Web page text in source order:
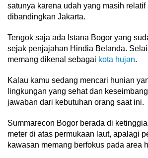
satunya karena udah yang masih relatif
dibandingkan Jakarta.
Tengok saja ada Istana Bogor yang
sejak penjajahan Hindia Belanda.
memang dikenal sebagai kota hujan.
Kalau kamu sedang mencari hunian
lingkungan yang sehat dan
jawaban dari kebutuhan orang saat ini.
Summarecon Bogor berada di
meter di atas permukaan laut, apalagi
kawasan memang berfokus pada area